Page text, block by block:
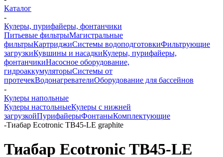
Каталог
-
Кулеры, пурифайеры, фонтанчики
Питьевые фильтрыМагистральные
фильтрыКартриджиСистемы водоподготовкиФильтрующие
загрузкиКувшины и насадкиКулеры, пурифайеры,
фонтанчикиНасосное оборудование,
гидроаккумуляторыСистемы от
протечекВодонагревателиОборудование для бассейнов
-
Кулеры напольные
Кулеры настольныеКулеры с нижней
загрузкойПурифайерыФонтаныКомплектующие
-Тиабар Ecotronic TB45-LE graphite
Тиабар Ecotronic TB45-LE